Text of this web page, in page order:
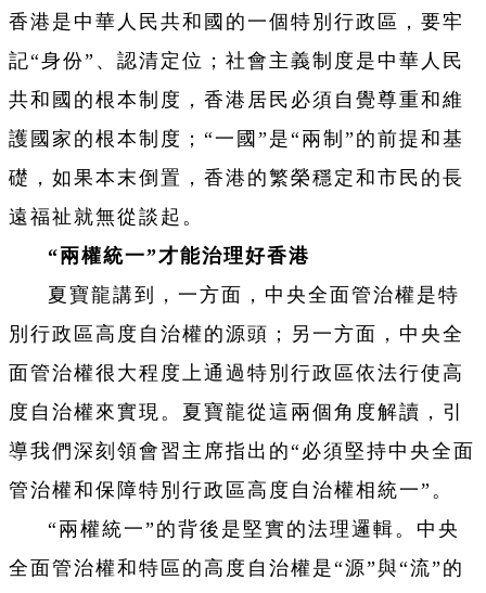
香港是中華人民共和國的一個特別行政區，要牢
記“身份”、認清定位；社會主義制度是中華人民
共和國的根本制度，香港居民必須自覺尊重和維
護國家的根本制度；“一國”是“兩制”的前提和基
礎，如果本末倒置，香港的繁榮穩定和市民的長
遠福祉就無從談起。
“兩權統一”才能治理好香港
夏寶龍講到，一方面，中央全面管治權是特
別行政區高度自治權的源頭；另一方面，中央全
面管治權很大程度上通過特別行政區依法行使高
度自治權來實現。夏寶龍從這兩個角度解讀，引
導我們深刻領會習主席指出的“必須堅持中央全面
管治權和保障特別行政區高度自治權相統一”。
“兩權統一”的背後是堅實的法理邏輯。中央
全面管治權和特區的高度自治權是“源”與“流”的